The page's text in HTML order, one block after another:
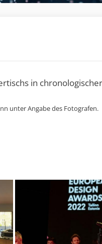
in
unter Angabe des Fotografen.